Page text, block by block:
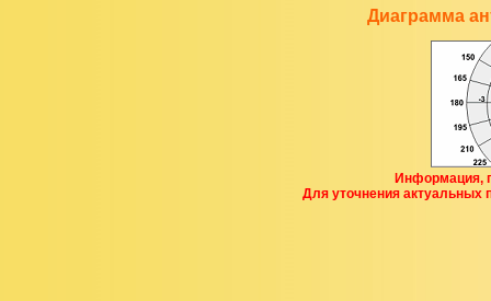
Диаграмма
Информация,
Для уточнения актуальных